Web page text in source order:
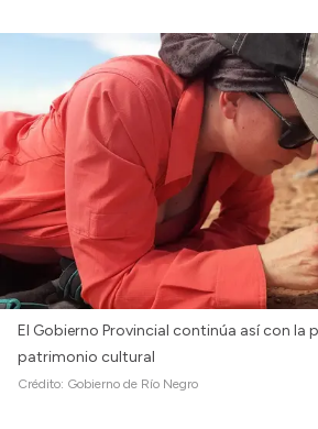
El Gobierno Provincial continúa así con la
patrimonio cultural
Crédito: Gobierno de Río Negro